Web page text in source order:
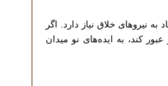
نیروهای خلاق نیاز دارد. اگر
کند، به ایده‌های نو میدان